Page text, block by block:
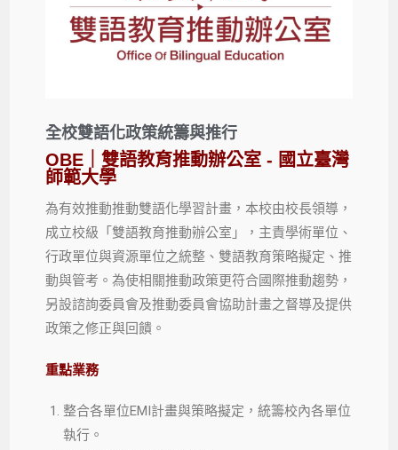
全校雙語化政策統籌與推行
OBE｜雙語教育推動辦公室 - 國立臺灣
師範大學
為有效推動推動雙語化學習計畫，本校由校長領導，
成立校級「雙語教育推動辦公室」，主責學術單位、
行政單位與資源單位之統整、雙語教育策略擬定、推
動與管考。為使相關推動政策更符合國際推動趨勢，
另設諮詢委員會及推動委員會協助計畫之督導及提供
政策之修正與回饋。
重點業務
整合各單位EMI計畫與策略擬定，統籌校內各單位
執行。